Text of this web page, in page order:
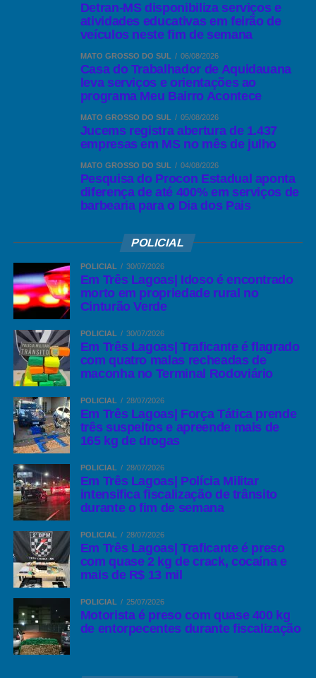
Detran-MS disponibiliza serviços e
atividades educativas em feirão de
veículos neste fim de semana
MATO GROSSO DO SUL 06/08/2026
Casa do Trabalhador de Aquidauana
leva serviços e orientações ao
programa Meu Bairro Acontece
MATO GROSSO DO SUL 05/08/2026
Jucems registra abertura de 1.437
empresas em MS no mês de julho
MATO GROSSO DO SUL 04/08/2026
Pesquisa do Procon Estadual aponta
diferença de até 400% em serviços de
barbearia para o Dia dos Pais
POLICIAL
POLICIAL 30/07/2026
Em Três Lagoas| Idoso é encontrado
morto em propriedade rural no
Cinturão Verde
POLICIAL 30/07/2026
Em Três Lagoas| Traficante é flagrado
com quatro malas recheadas de
maconha no Terminal Rodoviário
POLICIAL 28/07/2026
Em Três Lagoas| Força Tática prende
três suspeitos e apreende mais de
165 kg de drogas
POLICIAL 28/07/2026
Em Três Lagoas| Polícia Militar
intensifica fiscalização de trânsito
durante o fim de semana
POLICIAL 28/07/2026
Em Três Lagoas| Traficante é preso
com quase 2 kg de crack, cocaína e
mais de R$ 13 mil
POLICIAL 25/07/2026
Motorista é preso com quase 400 kg
de entorpecentes durante fiscalização